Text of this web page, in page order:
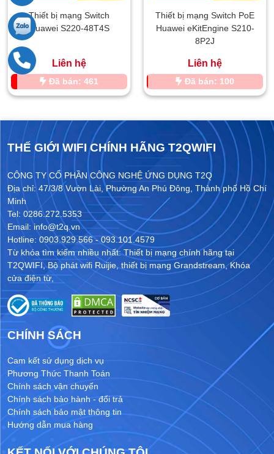
Thiết bị mạng Switch
Huawei S220-48T4S
Liên hệ
Đã bán: 461
Thiết bị mạng Switch PoE
Huawei eKitEngine S210-
8P2J
Liên hệ
Đã bán: 100
THẾ GIỚI WIFI CHÍNH HÃNG T2QWIFI
CÔNG TY CỔ PHẦN CÔNG NGHỆ ỨNG DỤNG T2Q
Địa chỉ: 47/3/8 Vườn Lài, Phường An Phú Đông, Thành phố Hồ Chí
Minh
Tel: 0286.272.5353
Email: info@t2q.vn
Hotline: 0903.929.566 - 093.101.4579
Từ khóa tìm kiếm nhiều nhất:Thiết bị mạng chính hãng tại
T2QWIFI,Bộ phát wifi Ruijie,thiết bị mạng Grandstream,Khóa
cửa điện từ,
CHÍNH SÁCH
Cam kết sử dụng dịch vụ
Phương Thức Thanh Toán
Chính sách vận chuyển
Chính sách bảo hành - đổi trả
Chính sách bảo mật thông tin
Hướng dẫn mua hàng